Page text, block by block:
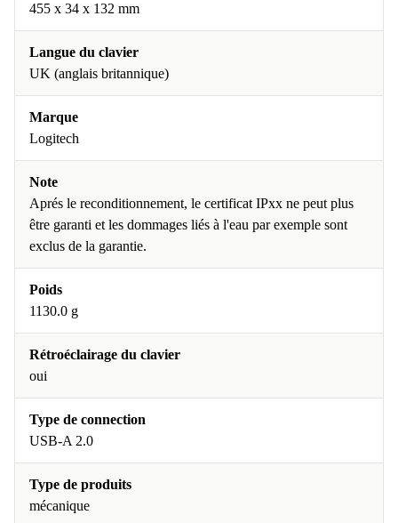
455 x 34 x 132 mm
Langue du clavier
UK (anglais britannique)
Marque
Logitech
Note
Aprés le reconditionnement, le certificat IPxx ne peut plus
être garanti et les dommages liés à l'eau par exemple sont
exclus de la garantie.
Poids
1130.0 g
Rétroéclairage du clavier
oui
Type de connection
USB-A 2.0
Type de produits
mécanique